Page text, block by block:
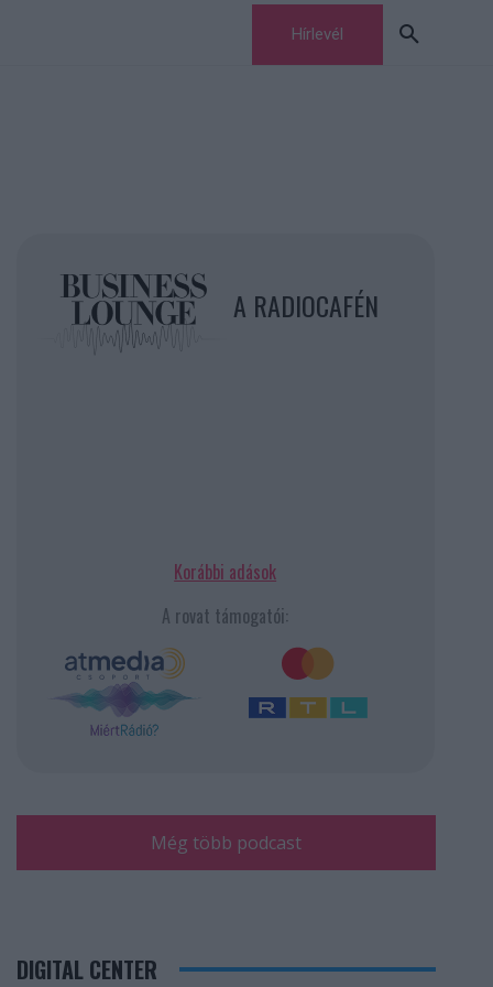
Hírlevél
A RADIOCAFÉN
Korábbi adások
A rovat támogatói:
Még több podcast
DIGITAL CENTER